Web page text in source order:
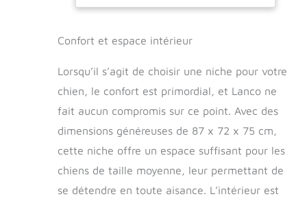
résistante à la corrosion et à faible
avoir à l'extérieur et offrir un espace
confortable à votre animal AVEC
dotée d'aérations des deux côtés,
offrant une bonne ventilation. En
même temps, sa base surélevée
maintient la maison hors du sol,
empêche l'humidité et protège
également votre chien des insectes.
Confort et espace intérieur
Lorsqu’il s’agit de choisir une niche pour votre
chien, le confort est primordial, et Lanco ne
fait aucun compromis sur ce point. Avec des
dimensions généreuses de 87 x 72 x 75 cm,
cette niche offre un espace suffisant pour les
chiens de taille moyenne, leur permettant de
se détendre en toute aisance. L’intérieur est